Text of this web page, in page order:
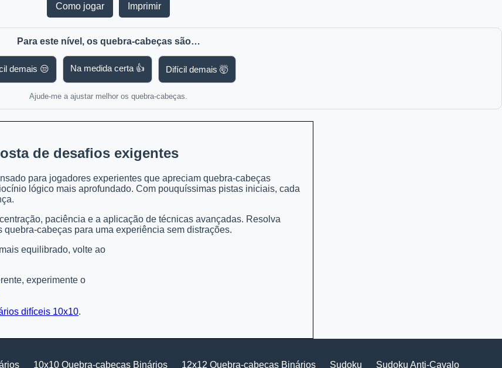
Como jogar Imprimir
Para este nível, os quebra-cabeças são…
demais 😒 Na medida certa 👍 Difícil demais 🤯
Ajude-me a ajustar melhor os quebra-cabeças.
de desafios exigentes
para jogadores experientes que apreciam quebra-cabeças
lógico mais aprofundado. Com pouquíssimas pistas iniciais, cada
paciência e a aplicação de técnicas avançadas. Resolva
quebra-cabeças para uma experiência sem distrações.
equilibrado, volte ao
experimente o
difíceis 10x10.
10x10 Quebra-cabeças Binários 12x12 Quebra-cabeças Binários Sudoku Sudoku Anti-Cavalo